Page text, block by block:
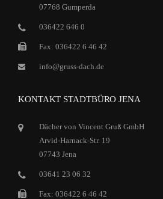
07768 Gumperda
036422 646 0
Fax: 036422 6 46 42
info@gruss-dach.de
KONTAKT STADTBÜRO JENA
Dächer von Vincent Gruß GmbH
Arvid-Harnack-Str. 19
07743 Jena
03641 23 06 32
Fax: 036422 6 46 42